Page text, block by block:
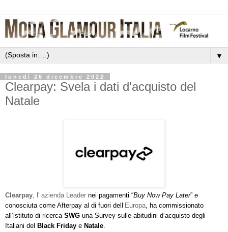
▼
lunedì 26 dicembre 2022
Clearpay: Svela i dati d'acquisto del
Natale
Clearpay, l' azienda Leader nei pagamenti “Buy Now Pay Later” e
conosciuta come Afterpay al di fuori dell ’Europa, ha commissionato
all’istituto di ricerca SWG una Survey sulle abitudini d’acquisto degli
Italiani del Black Friday e Natale.